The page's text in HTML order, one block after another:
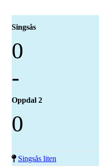
Singsås
0
-
Oppdal 2
0
Singsås liten